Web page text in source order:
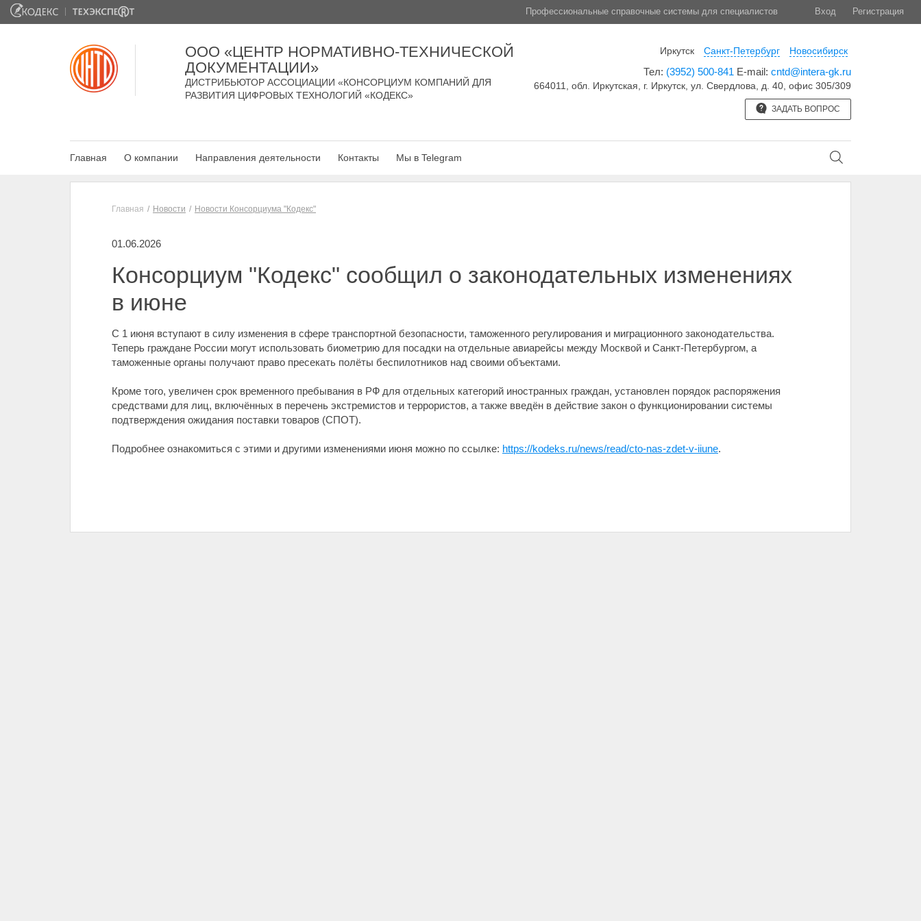
Профессиональные справочные системы для специалистов Вход Регистрация
ООО «ЦЕНТР НОРМАТИВНО-ТЕХНИЧЕСКОЙ
ДОКУМЕНТАЦИИ»
ДИСТРИБЬЮТОР АССОЦИАЦИИ «КОНСОРЦИУМ КОМПАНИЙ ДЛЯ
РАЗВИТИЯ ЦИФРОВЫХ ТЕХНОЛОГИЙ «КОДЕКС»
Иркутск Санкт-Петербург Новосибирск
Тел: (3952) 500-841 E-mail: cntd@intera-gk.ru
664011, обл. Иркутская, г. Иркутск, ул. Свердлова, д. 40, офис 305/309
ЗАДАТЬ ВОПРОС
Главная О компании Направления деятельности Контакты Мы в Telegram
Главная Новости Новости Консорциума "Кодекс"
01.06.2026
Консорциум "Кодекс" сообщил о законодательных изменениях
в июне
С 1 июня вступают в силу изменения в сфере транспортной безопасности, таможенного регулирования и миграционного законодательства.
Теперь граждане России могут использовать биометрию для посадки на отдельные авиарейсы между Москвой и Санкт-Петербургом, а
таможенные органы получают право пресекать полёты беспилотников над своими объектами.
Кроме того, увеличен срок временного пребывания в РФ для отдельных категорий иностранных граждан, установлен порядок распоряжения
средствами для лиц, включённых в перечень экстремистов и террористов, а также введён в действие закон о функционировании системы
подтверждения ожидания поставки товаров (СПОТ).
Подробнее ознакомиться с этими и другими изменениями июня можно по ссылке: https://kodeks.ru/news/read/cto-nas-zdet-v-iiune.